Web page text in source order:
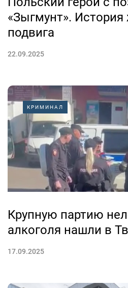
«Зыгмунт». История
подвига
22.09.2025
КРИМИНАЛ
Крупную партию
алкоголя нашли в
17.09.2025